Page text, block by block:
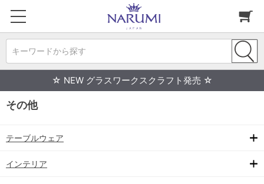
キーワードから探す
☆ NEW グラスワークスクラフト発売 ☆
その他
テーブルウェア
インテリア